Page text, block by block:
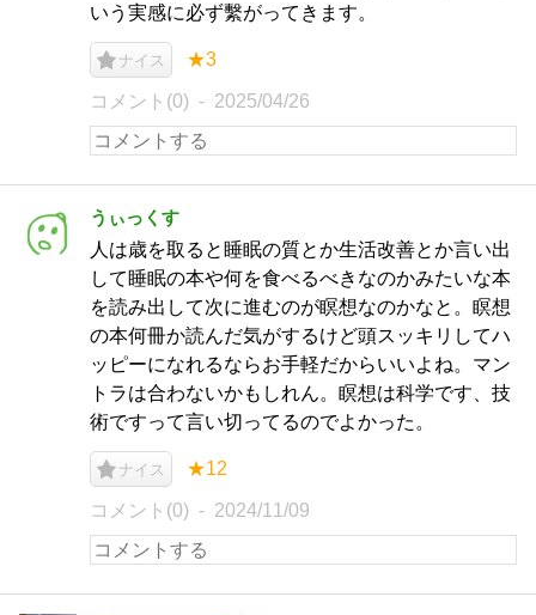
いう実感に必ず繫がってきます。
ナイス ★3
コメント(0) 2025/04/26
うぃっくす
人は歳を取ると睡眠の質とか生活改善とか言い出
して睡眠の本や何を食べるべきなのかみたいな本
を読み出して次に進むのが瞑想なのかなと。瞑想
の本何冊か読んだ気がするけど頭スッキリしてハ
ッピーになれるならお手軽だからいいよね。マン
トラは合わないかもしれん。瞑想は科学です、技
術ですって言い切ってるのでよかった。
ナイス ★12
コメント(0) 2024/11/09